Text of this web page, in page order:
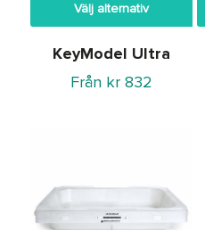
Välj alternativ
KeyModel Ultra
Från kr 832